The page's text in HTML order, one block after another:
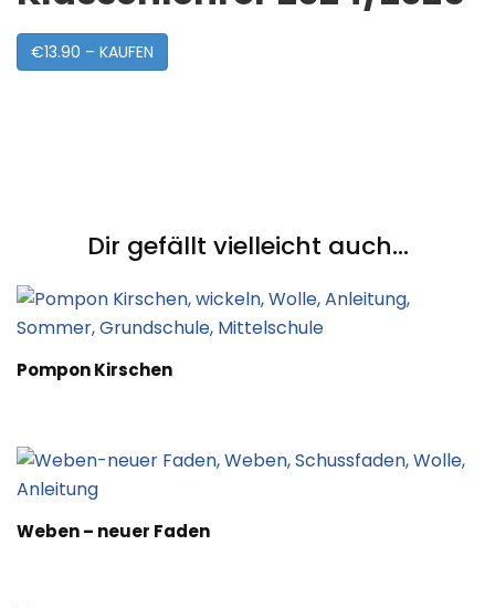
€13.90 – KAUFEN
Dir gefällt vielleicht auch...
Pompon Kirschen
Weben – neuer Faden